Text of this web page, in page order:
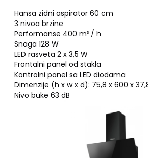
Hansa zidni aspirator 60 cm
3 nivoa brzine
Performanse 400 m³ / h
Snaga 128 W
LED rasveta 2 x 3,5 W
Frontalni panel od stakla
Kontrolni panel sa LED diodama
Dimenzije (h x w x d): 75,8 x 600 x
Nivo buke 63 dB